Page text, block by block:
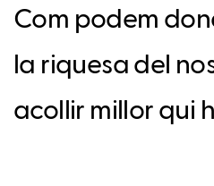
Com podem
la riquesa del
acollir millor qui